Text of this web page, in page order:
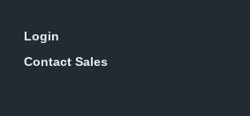
Login
Contact Sales